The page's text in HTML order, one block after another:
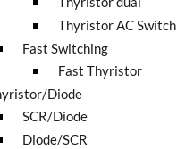
Thyristor AC Switch
Fast Switching
Fast Thyristor
Diode
SCR/Diode
Diode/SCR